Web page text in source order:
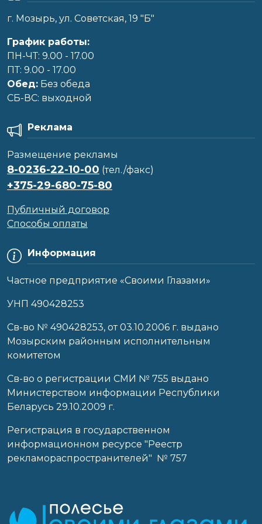
г. Мозырь, ул. Советская, 19 "Б"
График работы:
ПН-ЧТ: 9.00 - 17.00
ПТ: 9.00 - 17.00
Обед: Без обеда
CБ-ВС: выходной
Информация
Частное предприятие «Своими Глазами»
УНП 490428253
Cв-во № 490428253, от 03.10.2006 г. выдано
Мозырским районным исполнительным
комитетом
Св-во о регистрации СМИ № 755 выдано
Министерством информации Республики
Беларусь 29.10.2009 г.
Регистрация в государственном
информационном ресурсе "Реестр
рекламораспространителей" № 757
Реклама
Размещение рекламы
8-0236-22-10-00 (тел./факс)
+375-29-680-75-80
Публичный договор
Способы оплаты